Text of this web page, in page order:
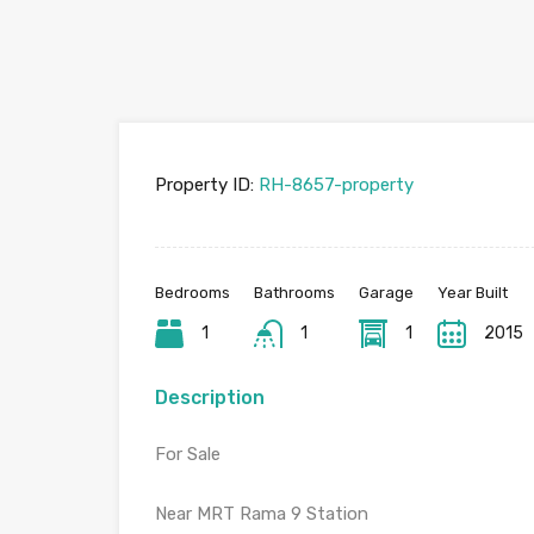
Property ID: RH-8657-property
Bedrooms
1
Bathrooms
1
Garage
1
Year Built
2015
Description
For Sale
Near MRT Rama 9 Station